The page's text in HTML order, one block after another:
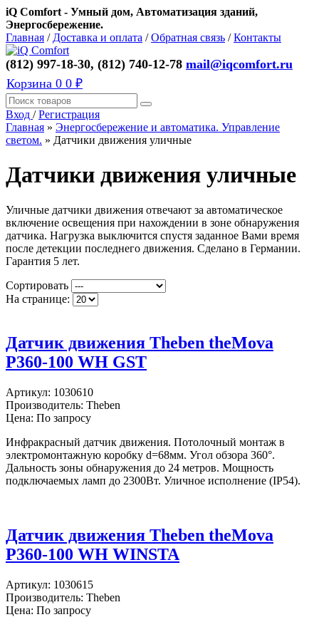
iQ Comfort - Умный дом, Автоматизация зданий,
Энергосбережение.
Главная / Доставка и оплата /Обратная связь /Контакты
(812) 997-18-30, (812) 740-12-78 mail@iqcomfort.ru
Корзина 0 0 ₽
Вход /Регистрация
Главная » Энергосбережение и автоматика. Управление
светом. » Датчики движения уличные
Датчики движения уличные
Уличные датчики движения отвечают за автоматическое
включение освещения при нахождении в зоне обнаружения
датчика. Нагрузка выключится спустя заданное Вами время
после детекции последнего движения. Сделано в Германии.
Гарантия 5 лет.
Сортировать
На странице:
Датчик движения Theben theMova
P360-100 WH GST
Артикул: 1030610
Производитель: Theben
Цена: По запросу
Инфракрасный датчик движения. Потолочный монтаж в
электромонтажную коробку d=68мм. Угол обзора 360°.
Дальность зоны обнаружения до 24 метров. Мощность
подключаемых ламп до 2300Вт. Уличное исполнение (IP54).
Датчик движения Theben theMova
P360-100 WH WINSTA
Артикул: 1030615
Производитель: Theben
Цена: По запросу